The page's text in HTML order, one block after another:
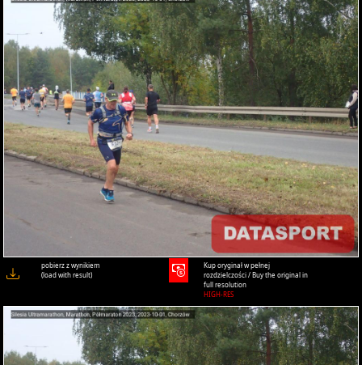
pobierz z wynikiem
(load with result)
Kup oryginał w pełnej
rozdzielczości / Buy the original in
full resolution
HIGH-RES